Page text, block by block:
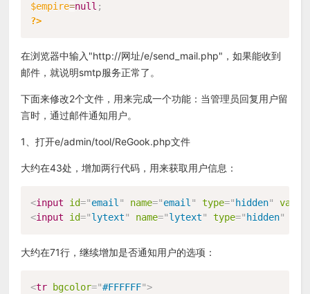
$empire=null ;
?>
在浏览器中输入"http://网址/e/send_mail.php"，如果能收到
邮件，就说明smtp服务正常了。
下面来修改2个文件，用来完成一个功能：当管理员回复用户留
言时，通过邮件通知用户。
1、打开e/admin/tool/ReGook.php文件
大约在43处，增加两行代码，用来获取用户信息：
<input id="email" name="email" type=" hidden" value
<input id="lytext" name="lytext" type=" hidden"
大约在71行，继续增加是否通知用户的选项：
<tr bgcolor="#FFFFFF">